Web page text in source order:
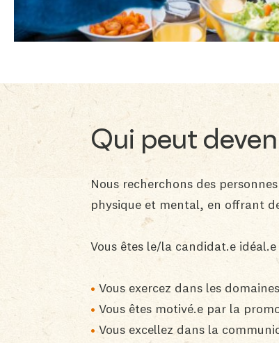
Qui peut
Nous recherchons des
physique et mental, en offrant
Vous êtes le/la candidat.e idéal.e
Vous exercez dans les
Vous êtes motivé.e par la
Vous excellez dans la